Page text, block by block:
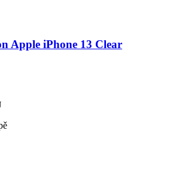
Apple iPhone 13 Clear